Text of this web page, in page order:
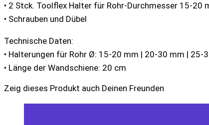
• 2 Stck. Toolflex Halter für Rohr-Durchmesser 15-
• Schrauben und Dübel
Technische Daten:
• Halterungen für Rohr Ø: 15-20 mm | 20-30 mm | 25-
• Länge der Wandschiene: 20 cm
Zeig dieses Produkt auch Deinen Freunden